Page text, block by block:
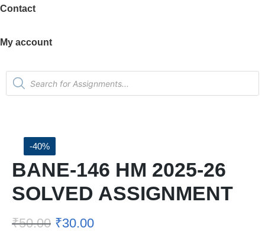
Contact
My account
-40%
BANE-146 HM 2025-26
SOLVED ASSIGNMENT
₹50.00 ₹30.00